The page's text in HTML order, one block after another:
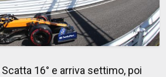
Scatta 16° e arriva settimo, poi